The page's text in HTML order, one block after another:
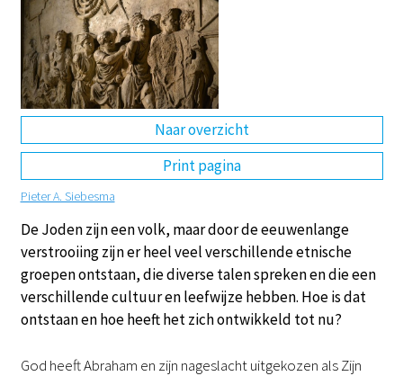
Naar overzicht
Print pagina
Pieter A. Siebesma
De Joden zijn een volk, maar door de eeuwenlange
verstrooiing zijn er heel veel verschillende etnische
groepen ontstaan, die diverse talen spreken en die een
verschillende cultuur en leefwijze hebben. Hoe is dat
ontstaan en hoe heeft het zich ontwikkeld tot nu?
God heeft Abraham en zijn nageslacht uitgekozen als Zijn
DE EN